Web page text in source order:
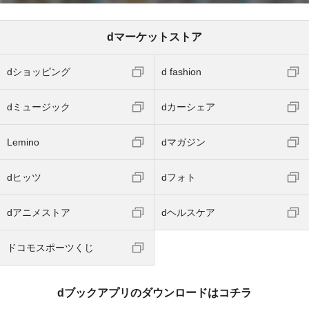
dマーケットストア
dショッピング d fashion
dミュージック dカーシェア
Lemino dマガジン
dヒッツ dフォト
dアニメストア dヘルスケア
ドコモスポーツくじ
dブックアプリのダウンロードはコチラ